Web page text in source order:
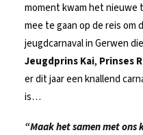
moment kwam het nieuwe
mee te gaan op de reis om
jeugdcarnaval in Gerwen
Jeugdprins Kai, Prinses
er dit jaar een knallend
is…
“Maak het samen met